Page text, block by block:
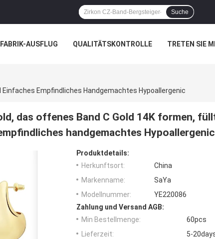
Suche
FABRIK-AUSFLUG QUALITÄTSKONTROLLE TRETEN SIE
Einfaches Empfindliches Handgemachtes Hypoallergenic
das offenes Band C Gold 14K formen,
handgemachtes Hypoallergenic
Produktdetails:
Herkunftsort:
China
Markenname:
SaYa
Modellnummer:
YE220086
Zahlung und Versand AGB:
Min Bestellmenge:
60pcs
Lieferzeit:
5-